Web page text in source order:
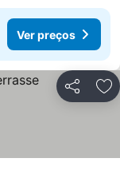
Ver preços
Partilhar